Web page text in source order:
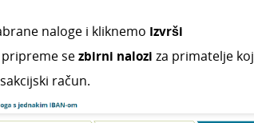
naloge i kliknemo Izvrši
pripreme sezbirni nalozi za primatelje
račun.